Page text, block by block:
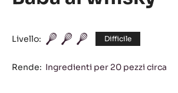
Livello: Difficile
Rende: Ingredienti per 20 pezzi circa